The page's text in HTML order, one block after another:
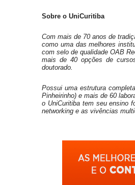
Sobre o UniCuritiba
Com mais de 70 anos de
como uma das melhores
com selo de qualidade OAB
mais de 40 opções de
doutorado.
Possui uma estrutura
Pinheirinho) e mais de 60
o UniCuritiba tem seu ensino
networking e as vivências